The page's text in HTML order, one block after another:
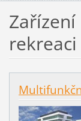
rekreaci